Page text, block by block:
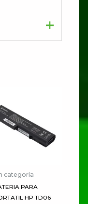
P36”
están
categoría
PARA
HP TD06